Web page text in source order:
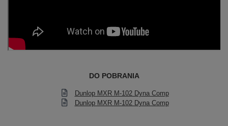
DO POBRANIA
Dunlop MXR M-102 Dyna Comp
Dunlop MXR M-102 Dyna Comp